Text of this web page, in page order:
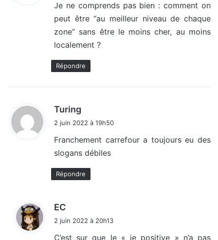
:
Je ne comprends pas bien : comment on
peut être “au meilleur niveau de chaque
zone” sans être le moins cher, au moins
localement ?
Répondre
Turing
:
2 juin 2022 à 19h50
Franchement carrefour a toujours eu des
slogans débiles
Répondre
EC
2 juin 2022 à 20h13
C’est sur que le « je positive » n’a pas